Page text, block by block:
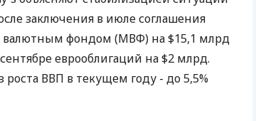
заключения в июле соглашения
фондом (МВФ) на $15,1 млрд
еврооблигаций на $2 млрд.
ВВП в текущем году - до 5,5%